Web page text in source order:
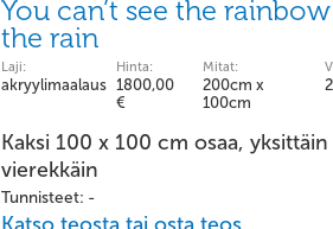
You can’t see the
the rain
Laji:
akryylimaalaus
Hinta:
1800,00
€
Mitat:
200cm x
100cm
Kaksi 100 x 100 cm osaa,
vierekkäin
Tunnisteet: -